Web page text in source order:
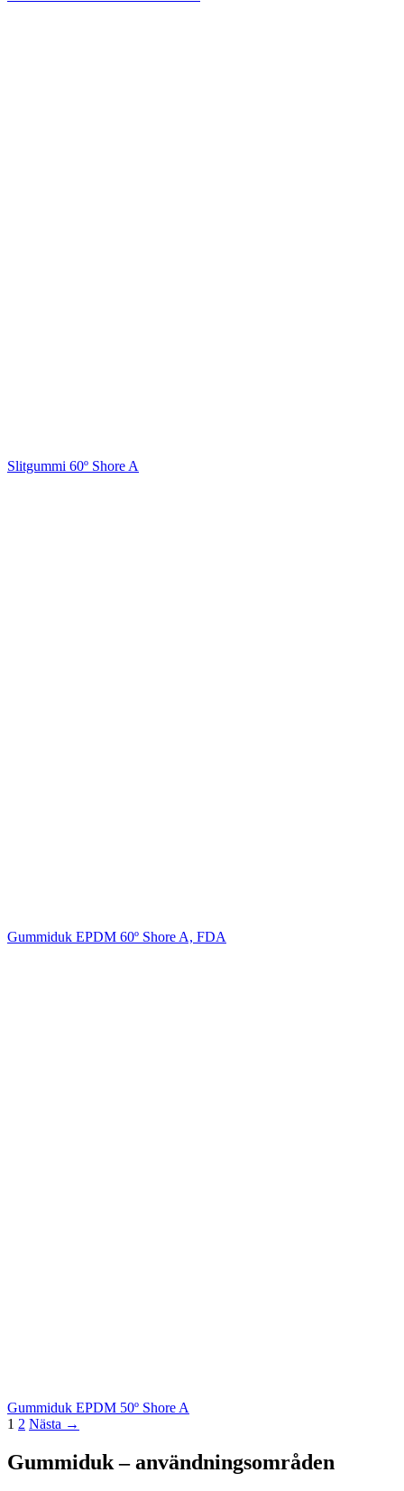
Slitgummi 60º Shore A
Gummiduk EPDM 60º Shore A, FDA
Gummiduk EPDM 50º Shore A
1 2 Nästa →
Gummiduk – användningsområden